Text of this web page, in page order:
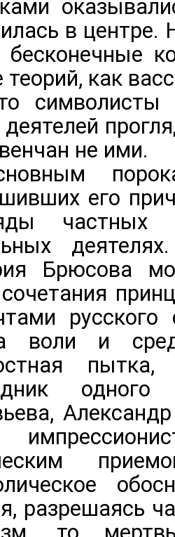
в центре.
бесконечные
теорий, как
символисты
деятелей
не ими.
его
частных
Брюсова
русского
воли и
разрешаясь